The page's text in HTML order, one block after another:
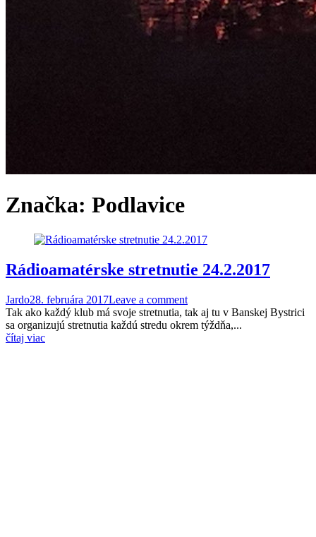
Značka: Podlavice
Rádioamatérske stretnutie 24.2.2017
Jardo28. februára 2017Leave a comment
Tak ako každý klub má svoje stretnutia, tak aj tu v Banskej Bystrici
sa organizujú stretnutia každú stredu okrem týždňa,...
čítaj viac